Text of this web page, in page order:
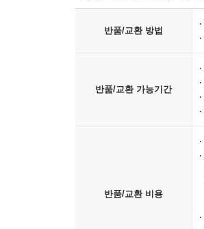
반품/교환 방법
반품/교환 가능기간
반품/교환 비용